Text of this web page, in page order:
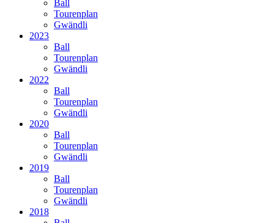
Ball
Tourenplan
Gwändli
2023
Ball
Tourenplan
Gwändli
2022
Ball
Tourenplan
Gwändli
2020
Ball
Tourenplan
Gwändli
2019
Ball
Tourenplan
Gwändli
2018